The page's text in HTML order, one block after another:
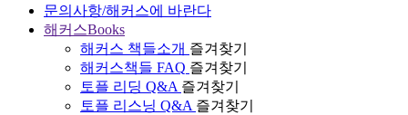
문의사항/해커스에 바란다
해커스Books
해커스 책들소개 즐겨찾기
해커스책들 FAQ 즐겨찾기
토플 리딩 Q&A 즐겨찾기
토플 리스닝 Q&A 즐겨찾기